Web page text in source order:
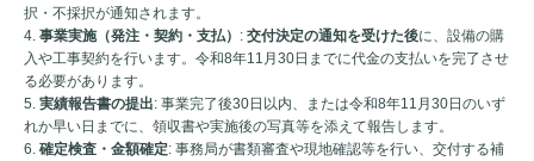
択・不採択が通知されます。
事業実施（発注・契約・支払） : 交付決定の通知を受けた後に、設備の購
入や工事契約を行います。令和8年11月30日までに代金の支払いを完了させ
る必要があります。
実績報告書の提出: 事業完了後30日以内、または令和8年11月30日のいず
れか早い日までに、領収書や実施後の写真等を添えて報告します。
確定検査・金額確定: 事務局が書類審査や現地確認等を行い、交付する補